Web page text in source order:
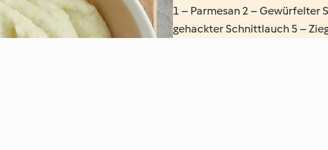
1 – Parmesan 2 – Gewürfelter
gehackter Schnittlauch 5 –